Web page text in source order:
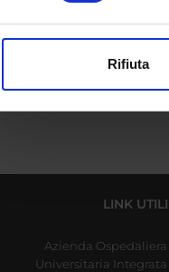
modificare o ritirare il tuo
Rifiuta
LINK UTILI
Azienda Ospedaliera
Universitaria Integrata